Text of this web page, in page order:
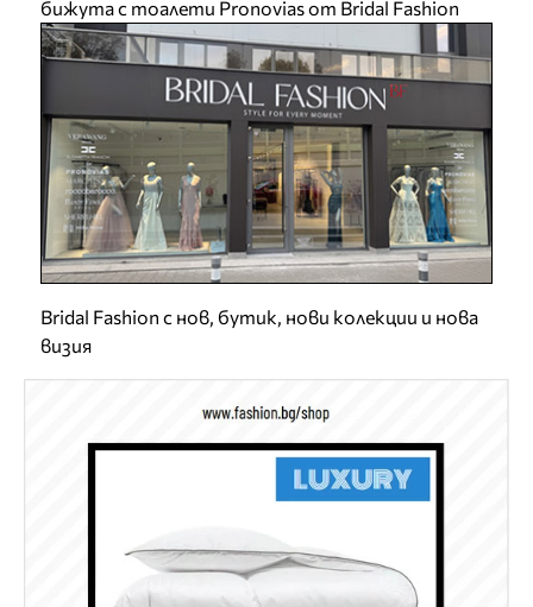
бижута с тоалети Pronovias от Bridal Fashion
Bridal Fashion с нов, бутик, нови колекции и нова
визия